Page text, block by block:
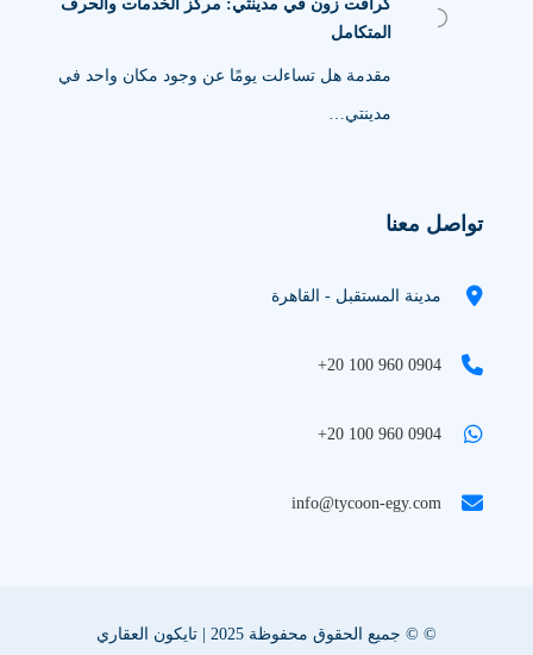
كرافت زون في مدينتي: مركز الخدمات والحرف
المتكامل
مقدمة هل تساءلت يومًا عن وجود مكان واحد في
مدينتي…
تواصل معنا
مدينة المستقبل - القاهرة
+20 100 960 0904
+20 100 960 0904
info@tycoon-egy.com
© © جميع الحقوق محفوظة 2025 | تايكون العقاري